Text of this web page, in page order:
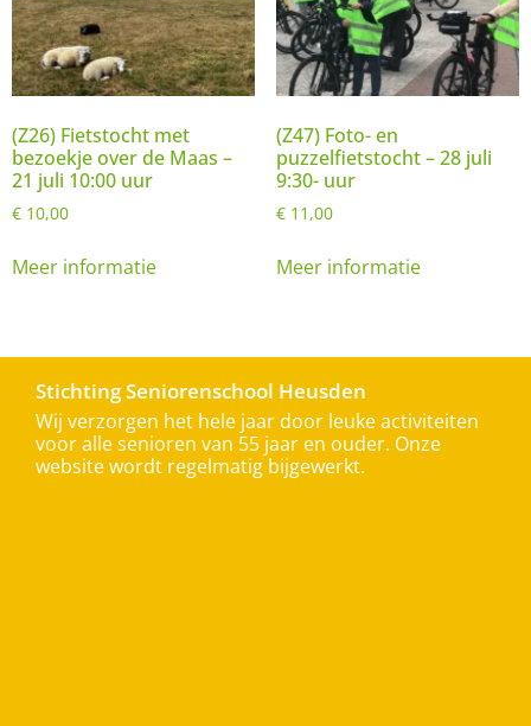
(Z26) Fietstocht met
bezoekje over de Maas –
21 juli 10:00 uur
€ 10,00
Meer informatie
(Z47) Foto- en
puzzelfietstocht – 28 juli
9:30- uur
€11,00
Meer informatie
Stichting Seniorenschool Heusden
Wij verzorgen het hele jaar door leuke activiteiten
voor alle senioren van 55 jaar en ouder. Onze
website wordt regelmatig bijgewerkt.